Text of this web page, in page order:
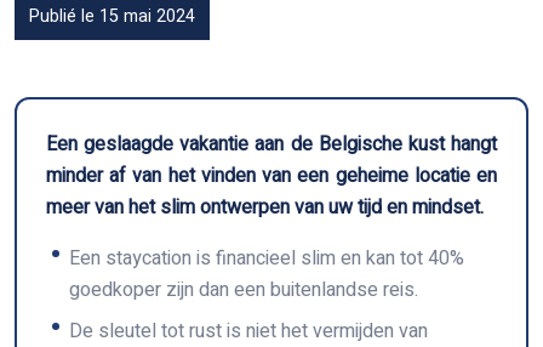
Publié le 15 mai 2024
Een geslaagde vakantie aan de Belgische kust hangt
minder af van het vinden van een geheime locatie en
meer van het slim ontwerpen van uw tijd en mindset.
Een staycation is financieel slim en kan tot 40%
goedkoper zijn dan een buitenlandse reis.
De sleutel tot rust is niet het vermijden van